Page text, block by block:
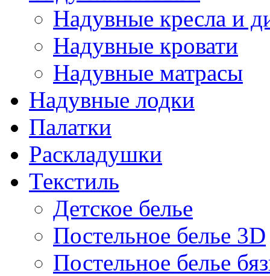
Надувные кресла и
Надувные кровати
Надувные матрасы
Надувные лодки
Палатки
Раскладушки
Текстиль
Детское белье
Постельное белье 3D
Постельное белье